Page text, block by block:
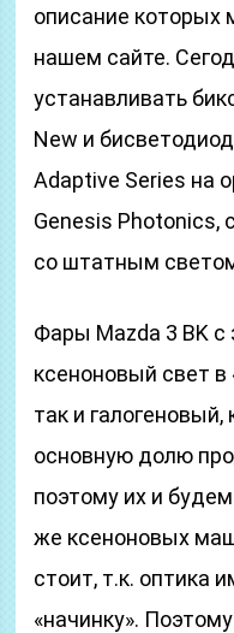
описание которых
нашем сайте.
устанавливать
New и
Adaptive Series на
Genesis Photonics,
со штатным
Фары Mazda 3 BK с
ксеноновый свет в
так и
основную долю
поэтому их и
же ксеноновых
стоит, т.к. оптика
«начинку».